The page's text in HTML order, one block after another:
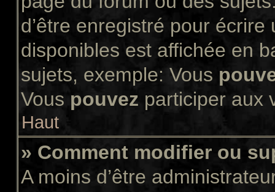
d’être enregistré pour
disponibles est affichée en
sujets, exemple: Vous
Vous pouvez participer aux
Haut
» Comment modifier ou
A moins d’être